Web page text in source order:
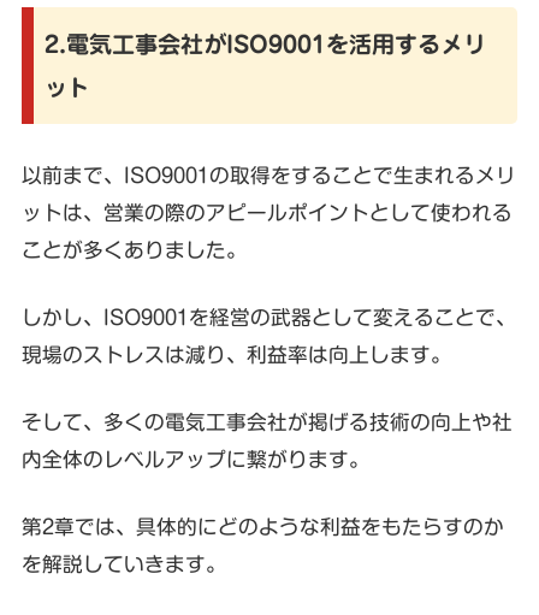
2.電気工事会社がISO9001を活用するメリ
ット
以前まで、ISO9001の取得をすることで生まれるメリ
ットは、営業の際のアピールポイントとして使われる
ことが多くありました。
しかし、ISO9001を経営の武器として変えることで、
現場のストレスは減り、利益率は向上します。
そして、多くの電気工事会社が掲げる技術の向上や社
内全体のレベルアップに繋がります。
第2章では、具体的にどのような利益をもたらすのか
を解説していきます。